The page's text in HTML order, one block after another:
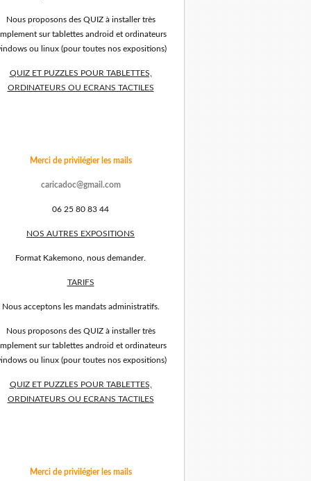
Nous proposons des QUIZ à installer très
sur tablettes android et ordinateurs
ou linux (pour toutes nos expositions)
QUIZ ET PUZZLES POUR TABLETTES,
ORDINATEURS OU ECRANS TACTILES
Merci de privilégier les mails
caricadoc@gmail.com
06 25 80 83 44
NOS AUTRES EXPOSITIONS
Format Kakemono, nous demander.
TARIFS
Nous acceptons les mandats administratifs.
Nous proposons des QUIZ à installer très
sur tablettes android et ordinateurs
ou linux (pour toutes nos expositions)
QUIZ ET PUZZLES POUR TABLETTES,
ORDINATEURS OU ECRANS TACTILES
Merci de privilégier les mails